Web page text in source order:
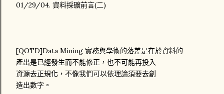
01/29/04. 資料採礦前言(二)
[QOTD]Data Mining 實務與學術的落差是在於資料的
產出是已經發生而不能修正，也不可能再投入
資源去正規化，不像我們可以依理論須要去創
造出數字。